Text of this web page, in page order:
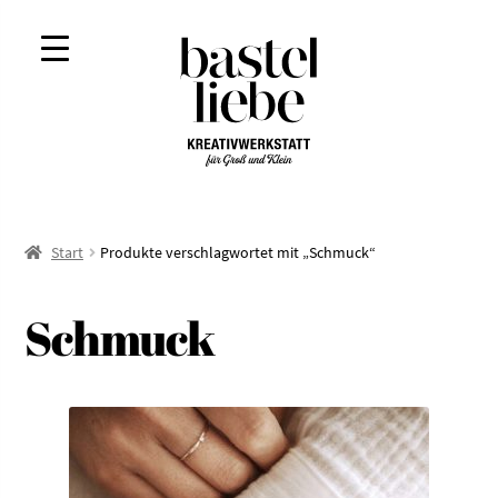
Zur
Navigation
springen
Zum
Inhalt
springen
Start Produkte verschlagwortet mit „Schmuck“
Schmuck